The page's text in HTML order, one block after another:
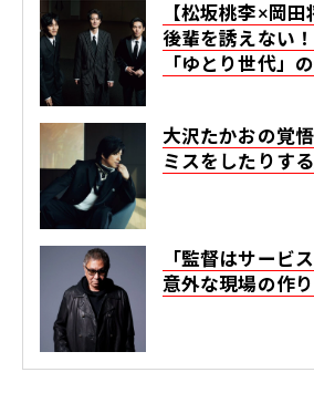
【松坂桃李×岡田
後輩を誘えない
「ゆとり世代」
大沢たかおの覚
ミスをしたりする
「監督はサービ
意外な現場の作